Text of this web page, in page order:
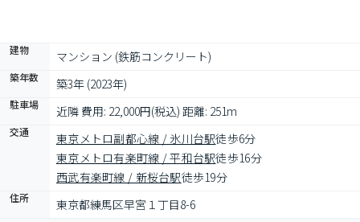
建物 マンション (鉄筋コンクリート)
築年数 築3年 (2023年)
駐車場 近隣 費用: 22,000円(税込) 距離: 251m
交通 東京メトロ副都心線 / 氷川台駅徒歩6分
東京メトロ有楽町線 / 平和台駅徒歩16分
西武有楽町線 / 新桜台駅徒歩19分
住所 東京都練馬区早宮１丁目8-6